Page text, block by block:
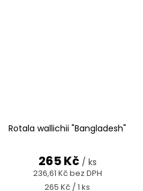
Rotala wallichii "Bangladesh"
236,61 Kč bez DPH
265 Kč / ks
Měrná
265 Kč / 1 ks